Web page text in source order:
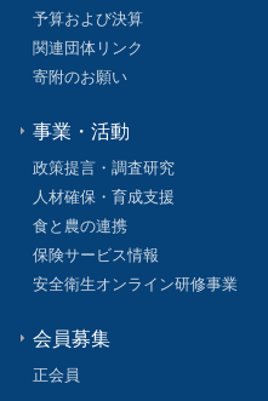
予算および決算
関連団体リンク
寄附のお願い
事業・活動
政策提言・調査研究
人材確保・育成支援
食と農の連携
保険サービス情報
安全衛生オンライン研修事業
会員募集
正会員